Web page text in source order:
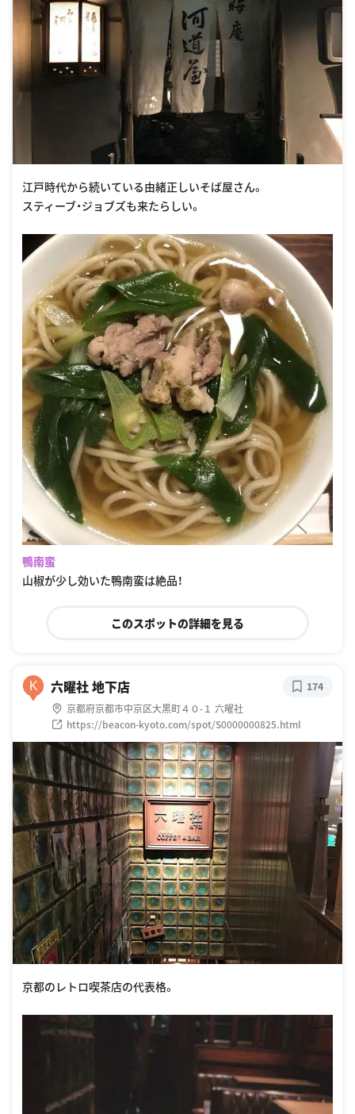
江戸時代から続いている由緒正しいそば屋さん。
スティーブ・ジョブズも来たらしい。
鴨南蛮
山椒が少し効いた鴨南蛮は絶品！
このスポットの詳細を見る
K 六曜社 地下店
京都府京都市中京区大黒町４０-１ 六曜社
https://beacon-kyoto.com/spot/S0000000825.html
174
京都のレトロ喫茶店の代表格。